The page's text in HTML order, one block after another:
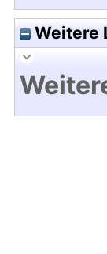
Weitere